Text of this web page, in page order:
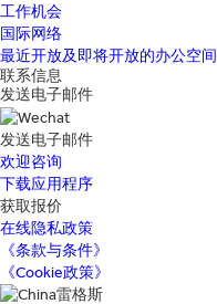
工作机会
国际网络
最近开放及即将开放的办公空间
联系信息
发送电子邮件
发送电子邮件
欢迎咨询
下载应用程序
获取报价
在线隐私政策
《条款与条件》
《Cookie政策》